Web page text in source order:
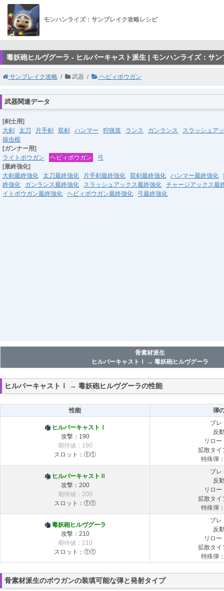
モンハンライズ：サンブレイク攻略レシピ
毒妖砲ヒルヴグーラ - ヒルバーキャスト派生 | モンハンライズ：サン
サンブレイク攻略 武器 ヘビィボウガン
武器関連データ
[剣士用]
大剣
太刀 片手剣 双剣 ハンマー 狩猟笛 ランス ガンランス
スラッシュア
操虫棍
[ガンナー用]
ライトボウガン
ヘビィボウガン
弓
[最終強化]
大剣最終強化
太刀最終強化 片手剣最終強化 双剣最終強化 ハンマー最終強化
終強化
ガンランス最終強化 スラッシュアックス最終強化
チャージアックス最
イトボウガン最終強化
ヘビィボウガン最終強化 弓最終強化
骨素材派生
ヒルバーキャストⅠ → 毒妖砲ヒルヴグーラ
ヒルバーキャストⅠ → 毒妖砲ヒルヴグーラの性能
性能 弾
ヒルバーキャストⅠ
攻撃：190
期待値：190
スロット：①①
ブレ
反
リロー
拡散タイ
特殊弾
ヒルバーキャストⅡ
攻撃：200
期待値：200
スロット：①①
ブレ
反
リロー
拡散タイ
特殊弾
毒妖砲ヒルヴグーラ
攻撃：210
期待値：210
スロット：①①
ブレ
反
リロー
拡散タイ
特殊弾
骨素材派生のボウガンの装填可能な弾と発射タイプ